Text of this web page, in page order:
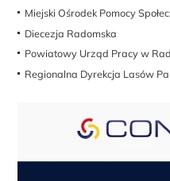
Miejski Ośrodek Pomocy
Diecezja Radomska
Powiatowy Urząd Pracy w
Regionalna Dyrekcja Lasów